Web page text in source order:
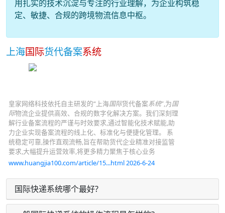
用扎实的技术沉淀与专注的行业理解，为企业构筑稳
定、敏捷、合规的跨境物流信息中枢。
上海国际货代备案系统
皇家网络科技依托自主研发的“上海国际货代备案系统”,为国
际物流企业提供高效、合规的数字化解决方案。我们深刻理
解行业备案流程的严谨与时效要求,通过智能化技术赋能,助
力企业实现备案流程的线上化、标准化与便捷化管理。 系
统稳定可靠,操作直观流畅,旨在帮助货代企业精准对接监管
要求,大幅提升运营效率,将更多精力聚焦于核心业务
www.huangjia100.com/article/15...html 2026-6-24
国际快递系统哪个最好?